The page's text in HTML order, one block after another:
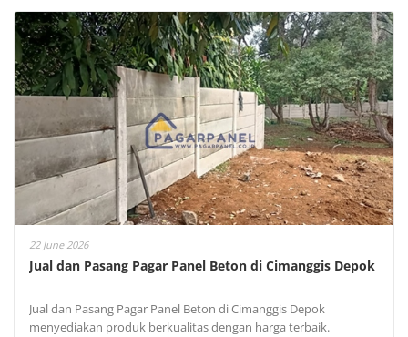
22 June 2026
Jual dan Pasang Pagar Panel Beton di Cimanggis Depok
Jual dan Pasang Pagar Panel Beton di Cimanggis Depok
menyediakan produk berkualitas dengan harga terbaik.